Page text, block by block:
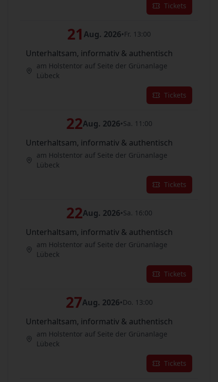
Tickets
21 Aug. 2026•Fr. 13:00
Unterhaltsam, informativ & authentisch
am Holstentor auf Seite der Grünanlage
Lübeck
Tickets
22Aug. 2026•Sa. 11:00
Unterhaltsam, informativ & authentisch
am Holstentor auf Seite der Grünanlage
Lübeck
Tickets
22Aug. 2026•Sa. 16:00
Unterhaltsam, informativ & authentisch
am Holstentor auf Seite der Grünanlage
Lübeck
Tickets
27Aug. 2026•Do. 13:00
Unterhaltsam, informativ & authentisch
am Holstentor auf Seite der Grünanlage
Lübeck
Tickets